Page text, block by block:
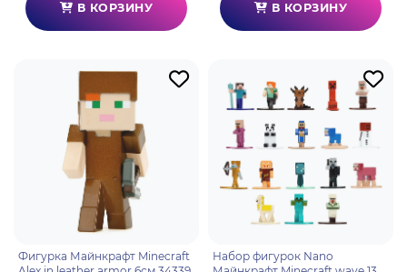
В КОРЗИНУ В КОРЗИНУ
Фигурка Майнкрафт Minecraft
Набор фигурок Nano